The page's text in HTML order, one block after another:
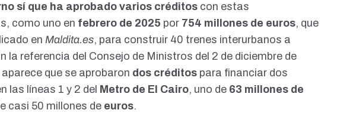
sí que ha aprobado varios créditos con estas
como uno en febrero de 2025 por 754 millones de euros, que
enMaldita.es, para construir 40 trenes interurbanos a
la referencia del Consejo de Ministros del 2 de diciembre de
que se aprobaron dos créditos para financiar dos
las líneas 1 y 2 del Metro de El Cairo, uno de 63 millones de
casi 50 millones de euros.